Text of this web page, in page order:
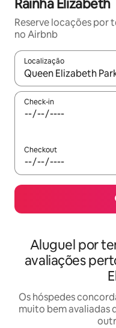
Rainha Elizabeth
Reserve locações por
no Airbnb
Localização
Quando os resultados
Check-in
Checkout
Aluguel por
avaliações
Os hóspedes
muito bem avaliadas